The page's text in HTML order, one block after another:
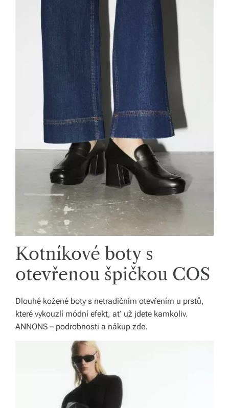
Kotníkové boty s
otevřenou špičkou COS
Dlouhé kožené boty s netradičním otevřením u prstů,
které vykouzlí módní efekt, ať už jdete kamkoliv.
ANNONS – podrobnosti a nákup zde.